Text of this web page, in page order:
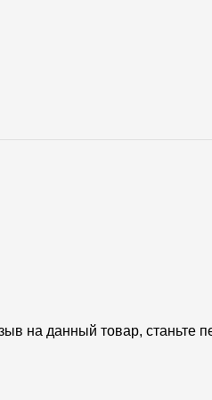
на данный товар, станьте